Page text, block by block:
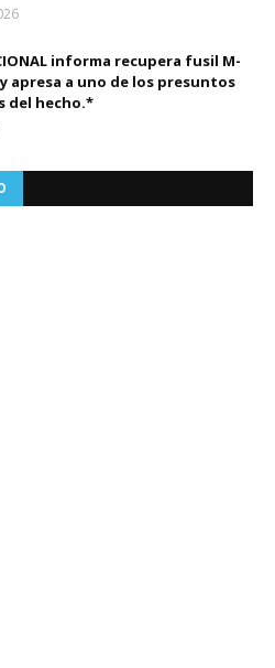
informa recupera fusil M-
apresa a uno de los presuntos
del hecho.*